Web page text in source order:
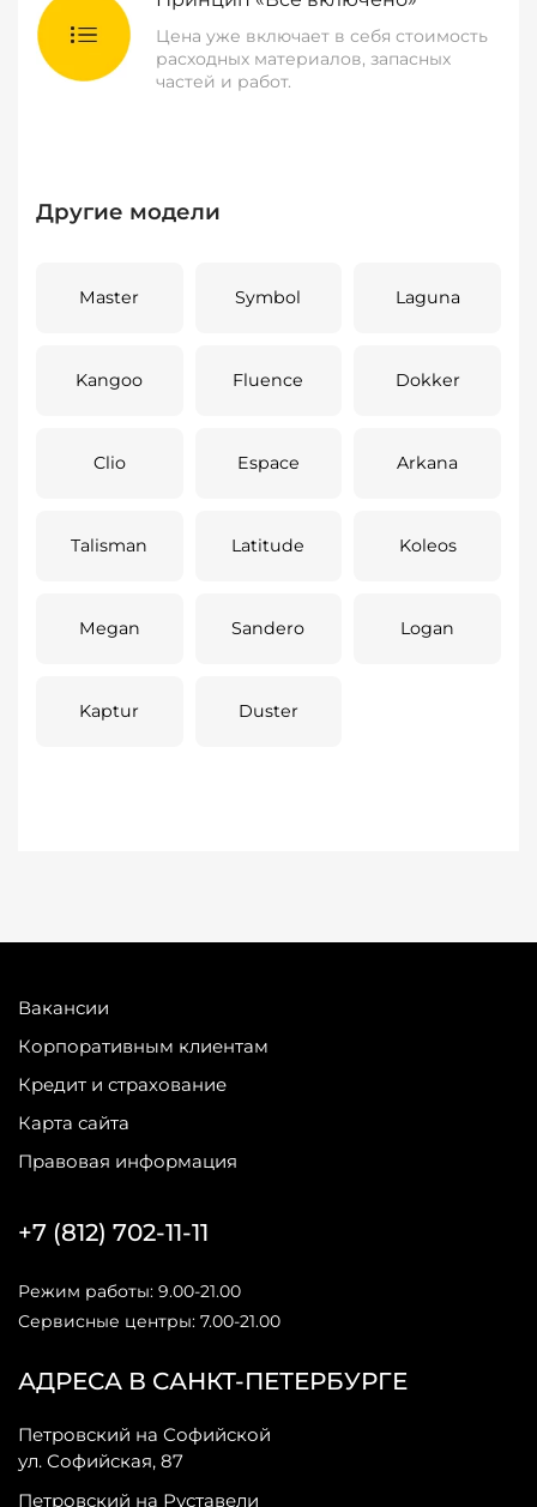
Цена уже включает в себя стоимость
расходных материалов, запасных
частей и работ.
Другие модели
Master Symbol Laguna
Kangoo Fluence Dokker
Clio Espace Arkana
Talisman Latitude Koleos
Megan Sandero Logan
Kaptur Duster
Вакансии
Корпоративным клиентам
Кредит и страхование
Карта сайта
Правовая информация
АДРЕСА В САНКТ-ПЕТЕРБУРГЕ
Петровский на Софийской
ул. Софийская, 87
Петровский на Руставели
+7 (812) 702-11-11
Режим работы: 9.00-21.00
Сервисные центры: 7.00-21.00